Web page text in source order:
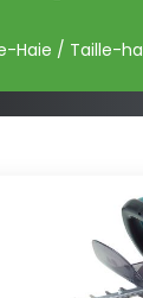
Haie / Taille-